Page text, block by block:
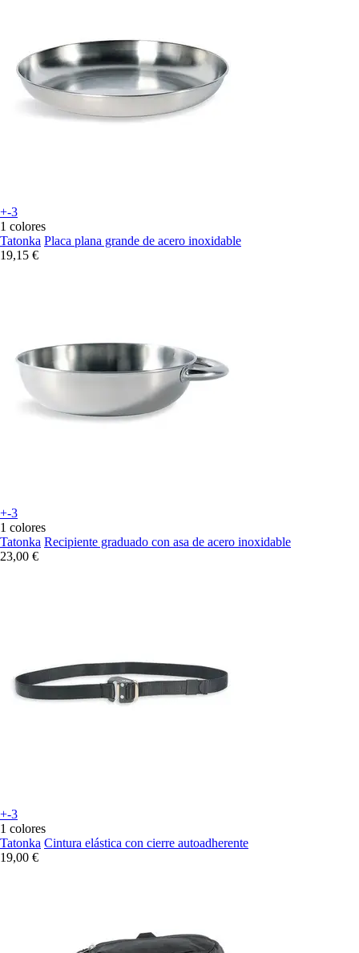
+-3
1 colores
Tatonka Placa plana grande de acero inoxidable
19,15 €
+-3
1 colores
Tatonka Recipiente graduado con asa de acero inoxidable
23,00 €
+-3
1 colores
Tatonka Cintura elástica con cierre autoadherente
19,00 €